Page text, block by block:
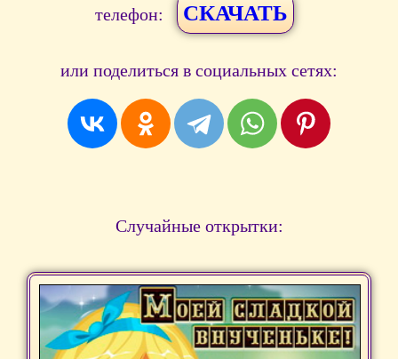
телефон: СКАЧАТЬ
или поделиться в социальных сетях:
Случайные открытки: